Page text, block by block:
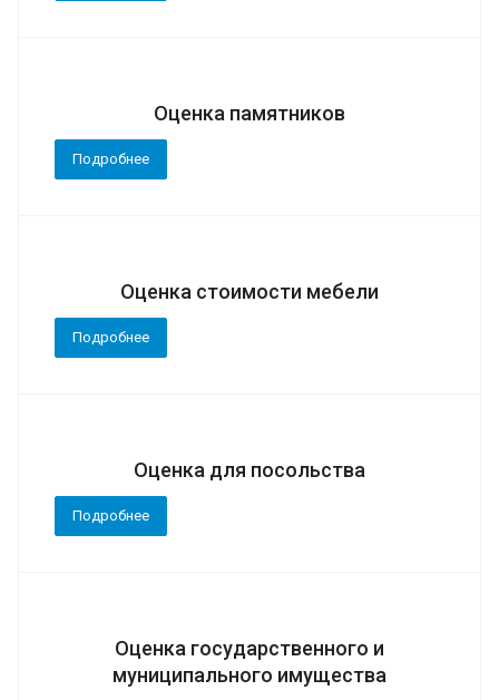
Оценка памятников
Подробнее
Оценка стоимости мебели
Подробнее
Оценка для посольства
Подробнее
Оценка государственного и
муниципального имущества